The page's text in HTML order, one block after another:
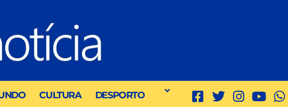
CULTURA DESPORTO